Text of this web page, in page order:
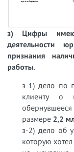
з) Цифры
деятельности
признания
работы.
з-1) дело по
клиенту о
размере 2,2
з-2) дело об
которую